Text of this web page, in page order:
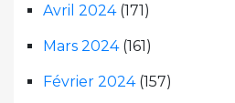
Avril 2024(171)
Mars 2024(161)
Février 2024(157)